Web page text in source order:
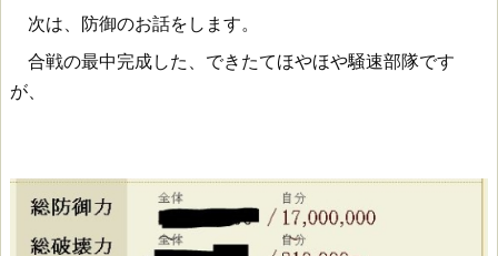
次は、防御のお話をします。
合戦の最中完成した、できたてほやほや騒速部隊です
が、